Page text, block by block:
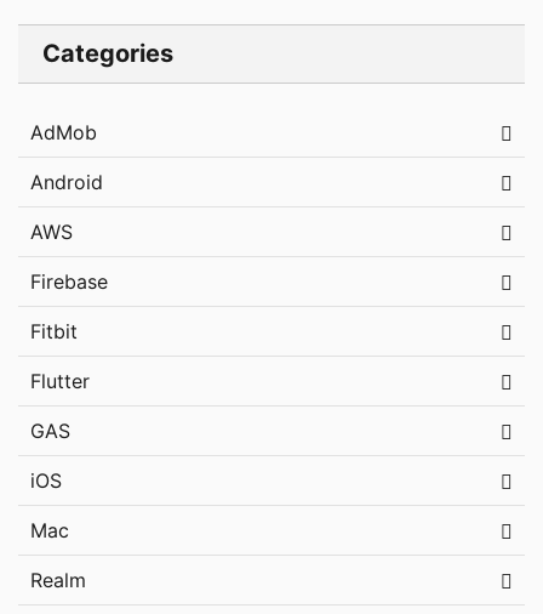
Categories
AdMob
Android
AWS
Firebase
Fitbit
Flutter
GAS
iOS
Mac
Realm